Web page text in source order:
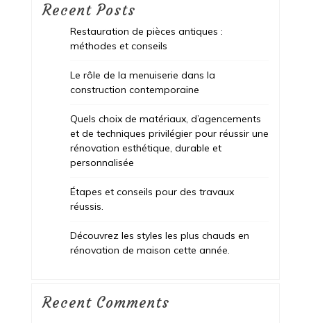
Recent Posts
Restauration de pièces antiques :
méthodes et conseils
Le rôle de la menuiserie dans la
construction contemporaine
Quels choix de matériaux, d’agencements
et de techniques privilégier pour réussir une
rénovation esthétique, durable et
personnalisée
Étapes et conseils pour des travaux
réussis.
Découvrez les styles les plus chauds en
rénovation de maison cette année.
Recent Comments